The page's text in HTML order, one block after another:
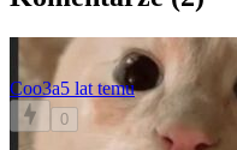
Coo3a5 lat temu
0